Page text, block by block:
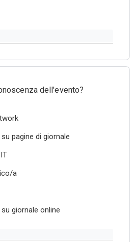
dell'evento?
pagine di giornale
a
giornale online